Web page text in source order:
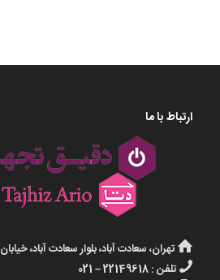
ارتباط با ما
تهران، سعادت آباد، بلوار سعادت آباد، خیابان ۳۴ ام، پلاک ۷۶، واحد ۱۴
تلفن : 22149618 – 021